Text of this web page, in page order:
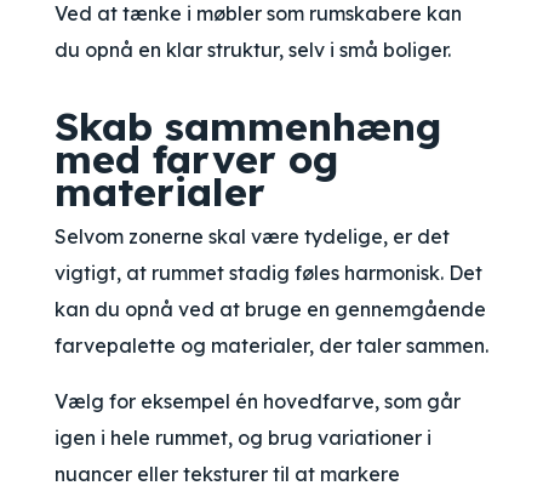
Ved at tænke i møbler som rumskabere kan
du opnå en klar struktur, selv i små boliger.
Skab sammenhæng
med farver og
materialer
Selvom zonerne skal være tydelige, er det
vigtigt, at rummet stadig føles harmonisk. Det
kan du opnå ved at bruge en gennemgående
farvepalette og materialer, der taler sammen.
Vælg for eksempel én hovedfarve, som går
igen i hele rummet, og brug variationer i
nuancer eller teksturer til at markere